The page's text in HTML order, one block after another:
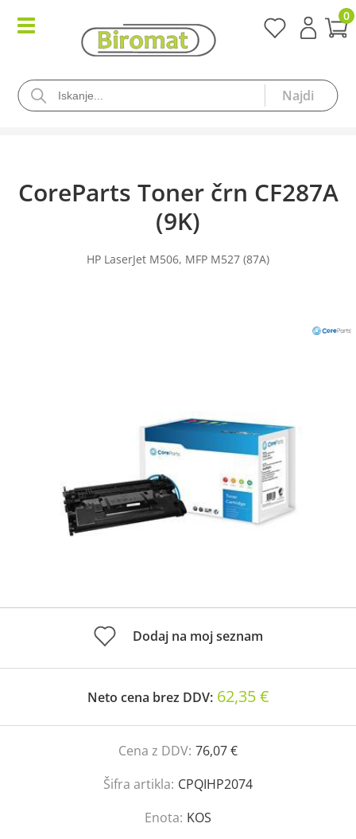
0
CoreParts Toner črn CF287A
(9K)
HP LaserJet M506, MFP M527 (87A)
Dodaj na moj seznam
Neto cena brez DDV: 62,35 €
Cena z DDV: 76,07 €
Šifra artikla: CPQIHP2074
Enota: KOS